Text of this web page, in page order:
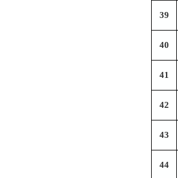
39
40
41
42
43
44